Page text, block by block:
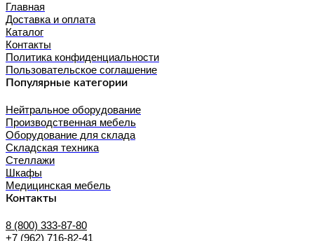
Главная
Доставка и оплата
Каталог
Контакты
Политика конфиденциальности
Пользовательское соглашение
Популярные категории
Нейтральное оборудование
Производственная мебель
Оборудование для склада
Складская техника
Стеллажи
Шкафы
Медицинская мебель
Контакты
8 (800) 333-87-80
+7 (962) 716-82-41